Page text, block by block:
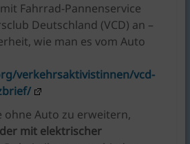
Fahrrad-Pannenservice
Deutschland (VCD) an –
wie man es vom Auto
verkehrsaktivistinnen/vcd-
ohne Auto zu erweitern,
mit elektrischer